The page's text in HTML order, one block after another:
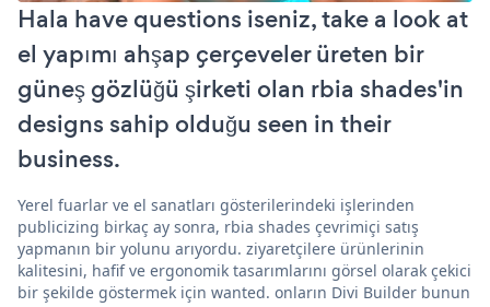
Hala have questions iseniz, take a look at
el yapımı ahşap çerçeveler üreten bir
güneş gözlüğü şirketi olan rbia shades'in
designs sahip olduğu seen in their
business.
Yerel fuarlar ve el sanatları gösterilerindeki işlerinden
publicizing birkaç ay sonra, rbia shades çevrimiçi satış
yapmanın bir yolunu arıyordu. ziyaretçilere ürünlerinin
kalitesini, hafif ve ergonomik tasarımlarını görsel olarak çekici
bir şekilde göstermek için wanted. onların Divi Builder bunun